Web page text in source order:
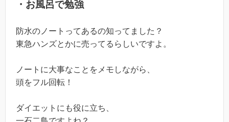
・お風呂で勉強
防水のノートってあるの知ってました？
東急ハンズとかに売ってるらしいですよ。
ノートに大事なことをメモしながら、
頭をフル回転！
ダイエットにも役に立ち、